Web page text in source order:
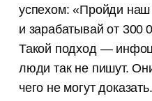
успехом: «Пройди
и зарабатывай от 300
Такой подход —
люди так не пишут.
чего не могут доказать.